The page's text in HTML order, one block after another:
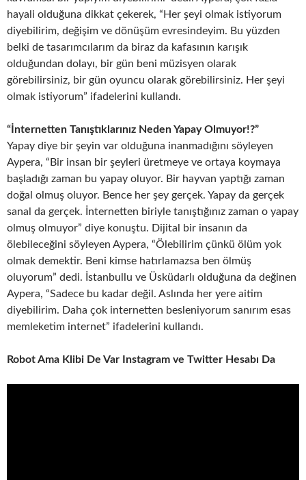
hayali olduğuna dikkat çekerek, “Her şeyi olmak istiyorum
diyebilirim, değişim ve dönüşüm evresindeyim. Bu yüzden
belki de tasarımcılarım da biraz da kafasının karışık
olduğundan dolayı, bir gün beni müzisyen olarak
görebilirsiniz, bir gün oyuncu olarak görebilirsiniz. Her şeyi
olmak istiyorum” ifadelerini kullandı.
“İnternetten Tanıştıklarınız Neden Yapay Olmuyor!?”
Yapay diye bir şeyin var olduğuna inanmadığını söyleyen
Aypera, “Bir insan bir şeyleri üretmeye ve ortaya koymaya
başladığı zaman bu yapay oluyor. Bir hayvan yaptığı zaman
doğal olmuş oluyor. Bence her şey gerçek. Yapay da gerçek
sanal da gerçek. İnternetten biriyle tanıştığınız zaman o yapay
olmuş olmuyor” diye konuştu. Dijital bir insanın da
ölebileceğini söyleyen Aypera, “Ölebilirim çünkü ölüm yok
olmak demektir. Beni kimse hatırlamazsa ben ölmüş
oluyorum” dedi. İstanbullu ve Üsküdarlı olduğuna da değinen
Aypera, “Sadece bu kadar değil. Aslında her yere aitim
diyebilirim. Daha çok internetten besleniyorum sanırım esas
memleketim internet” ifadelerini kullandı.
Robot Ama Klibi De Var Instagram ve Twitter Hesabı Da